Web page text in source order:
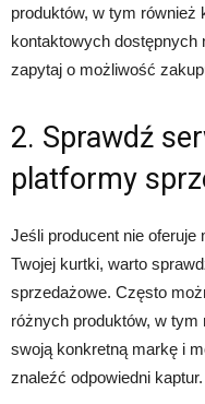
produktów, w tym również
kontaktowych dostępnych
zapytaj o możliwość
2. Sprawdź
platformy
Jeśli producent nie oferuje
Twojej kurtki, warto
sprzedażowe. Często
różnych produktów, w
swoją konkretną markę i
znaleźć odpowiedni kaptur.